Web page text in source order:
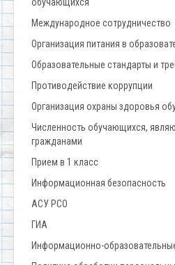
обучающихся
Международное сотрудничество
Организация питания в
Образовательные стандарты и
Противодействие коррупции
Организация охраны здоровья
Численность обучающихся,
гражданами
Прием в 1 класс
Информационная безопасность
АСУ РСО
ГИА
Информационно-